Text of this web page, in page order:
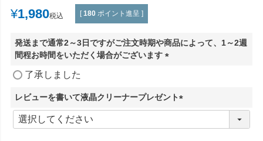
¥1,980税込 [ 180 ポイント進呈 ]
発送まで通常2～3日ですがご注文時期や商品によって、1～2週
間程お時間をいただく場合がございます
須
了承しました
レビューを書いて液晶クリーナープレゼント
(